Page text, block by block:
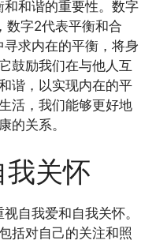
和谐的重要性。数字
数字2代表平衡和合
求内在的平衡，将身
鼓励我们在与他人互
谐，以实现内在的平
活，我们能够更好地
的关系。
关怀
自我爱和自我关怀。
括对自己的关注和照